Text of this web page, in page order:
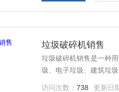
垃圾破碎机销售
垃圾破碎机销售是一种
圾、电子垃圾、建筑垃
访问次数：738 更新日